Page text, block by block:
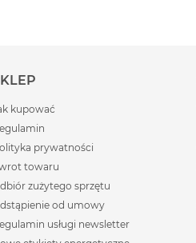
kupować
prywatności
towaru
zużytego sprzętu
od umowy
usługi newsletter